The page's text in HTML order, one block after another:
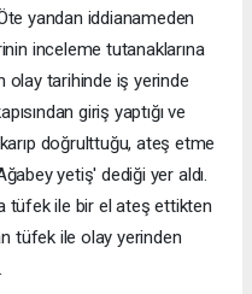
yandan iddianameden
inceleme tutanaklarına
olay tarihinde iş yerinde
giriş yaptığı ve
doğrulttuğu, ateş etme
yetiş' dediği yer aldı.
tüfek ile bir el ateş ettikten
tüfek ile olay yerinden